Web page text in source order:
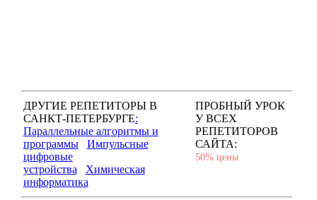
ДРУГИЕ РЕПЕТИТОРЫ В
САНКТ-ПЕТЕРБУРГЕ:
Параллельные алгоритмы и
программы
Импульсные
цифровые
устройства
Химическая
информатика
ПРОБНЫЙ УРОК
У ВСЕХ
РЕПЕТИТОРОВ
САЙТА:
50% цены